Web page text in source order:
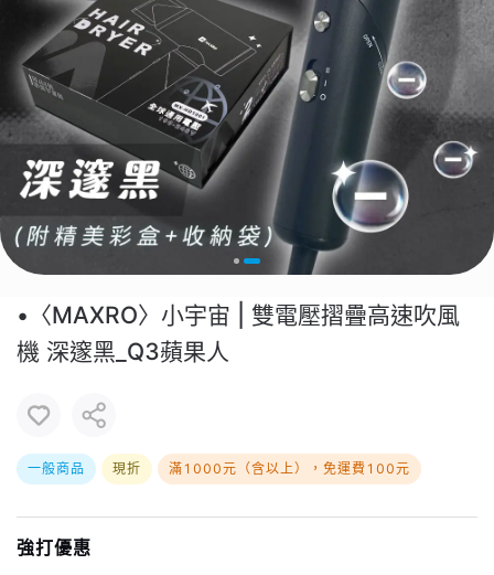
•〈MAXRO〉小宇宙 | 雙電壓摺疊高速吹風
機 深邃黑_Q3蘋果人
一般商品 現折 滿1000元（含以上），免運費100元
強打優惠